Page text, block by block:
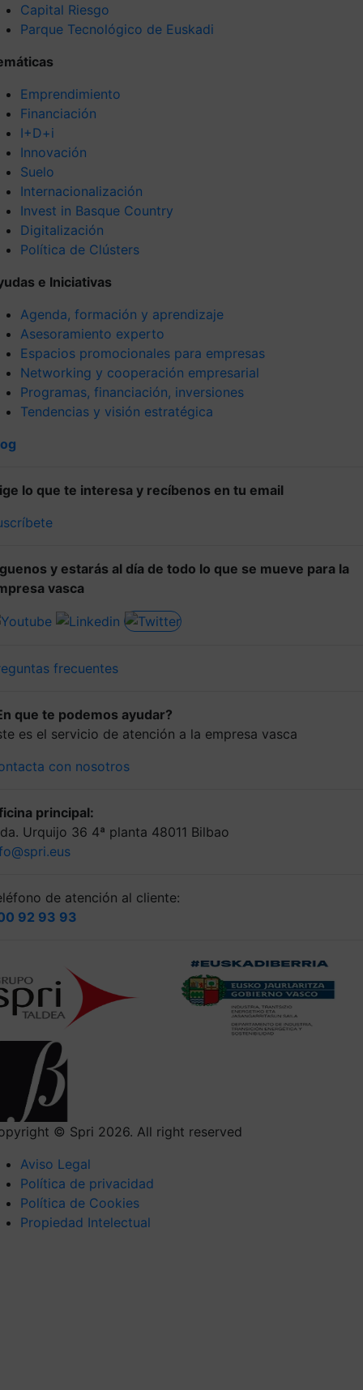
Capital Riesgo
Parque Tecnológico de Euskadi
Emprendimiento
Financiación
I+D+i
Innovación
Suelo
Internacionalización
Invest in Basque Country
Digitalización
Política de Clústers
e Iniciativas
Agenda, formación y aprendizaje
Asesoramiento experto
Espacios promocionales para empresas
Networking y cooperación empresarial
Programas, financiación, inversiones
Tendencias y visión estratégica
lo que te interesa y recíbenos en tu email
y estarás al día de todo lo que se mueve para la
vasca
frecuentes
que te podemos ayudar?
es el servicio de atención a la empresa vasca
con nosotros
principal:
Urquijo 36 4ª planta 48011 Bilbao
de atención al cliente:
92 93 93
© Spri 2026. All right reserved
Aviso Legal
Política de privacidad
Política de Cookies
Propiedad Intelectual